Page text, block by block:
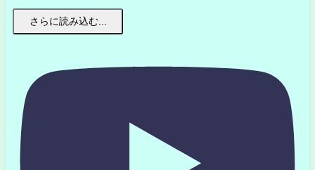
さらに読み込む...